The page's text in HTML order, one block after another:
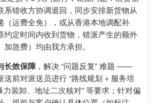
系错收方协调退回，同步安排新货物从
（运费全免），或从香港本地调配补
约定时间内收到货物，错派产生的额外
急费）均由我方承担。
长效保障 ，解决 “问题反复” 难题 ——
送前对派送员进行 “路线规划 + 服务培
力装卸、地址二次核对” 等要求；针对偏